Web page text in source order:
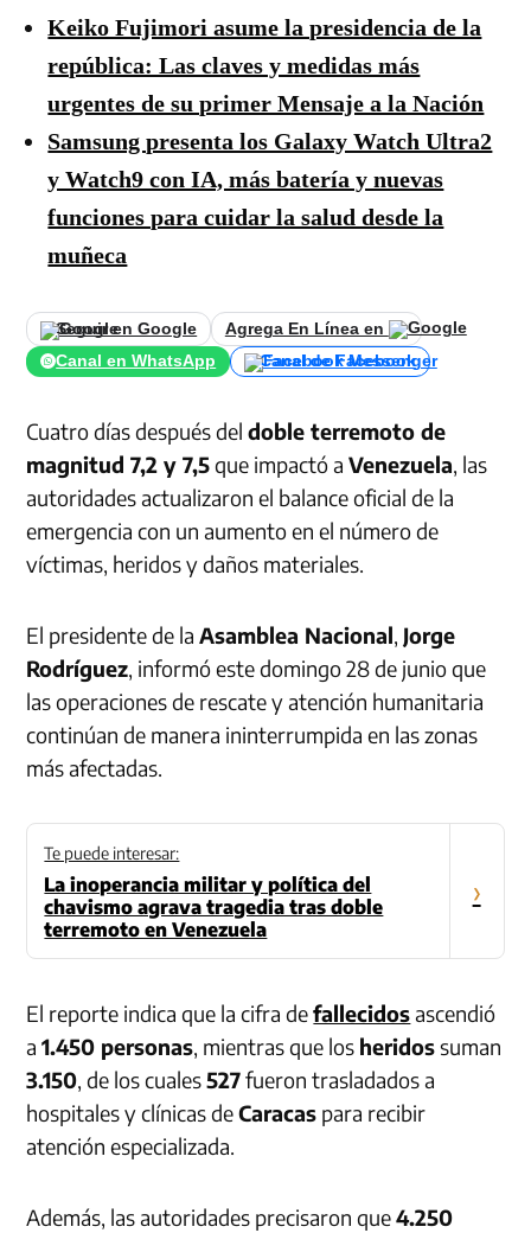
Keiko Fujimori asume la presidencia de la
república: Las claves y medidas más
urgentes de su primer Mensaje a la Nación
Samsung presenta los Galaxy Watch Ultra2
y Watch9 con IA, más batería y nuevas
funciones para cuidar la salud desde la
muñeca
Seguir en Google
Agrega En Línea en
Canal en WhatsApp
Canal de Facebook
Cuatro días después deldoble terremoto de
magnitud 7,2 y 7,5que impactó aVenezuela, las
autoridades actualizaron el balance oficial de la
emergencia con un aumento en el número de
víctimas, heridos y daños materiales.
El presidente de laAsamblea Nacional, Jorge
Rodríguez, informó este domingo 28 de junio que
las operaciones de rescate y atención humanitaria
continúan de manera ininterrumpida en las zonas
más afectadas.
Te puede interesar:
La inoperancia militar y política del
chavismo agrava tragedia tras doble
terremoto en Venezuela
›
El reporte indica que la cifra defallecidosascendió
a1.450 personas, mientras que los heridossuman
3.150, de los cuales527fueron trasladados a
hospitales y clínicas deCaracas para recibir
atención especializada.
Además, las autoridades precisaron que4.250